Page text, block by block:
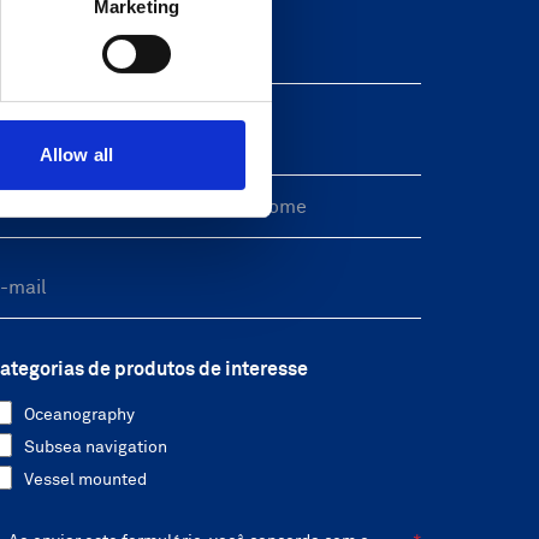
Marketing
Allow all
this field blank
Check
de produtos de interesse
Oceanography
Subsea navigation
Vessel mounted